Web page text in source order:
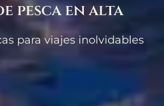
pesca en alta
para viajes inolvidables